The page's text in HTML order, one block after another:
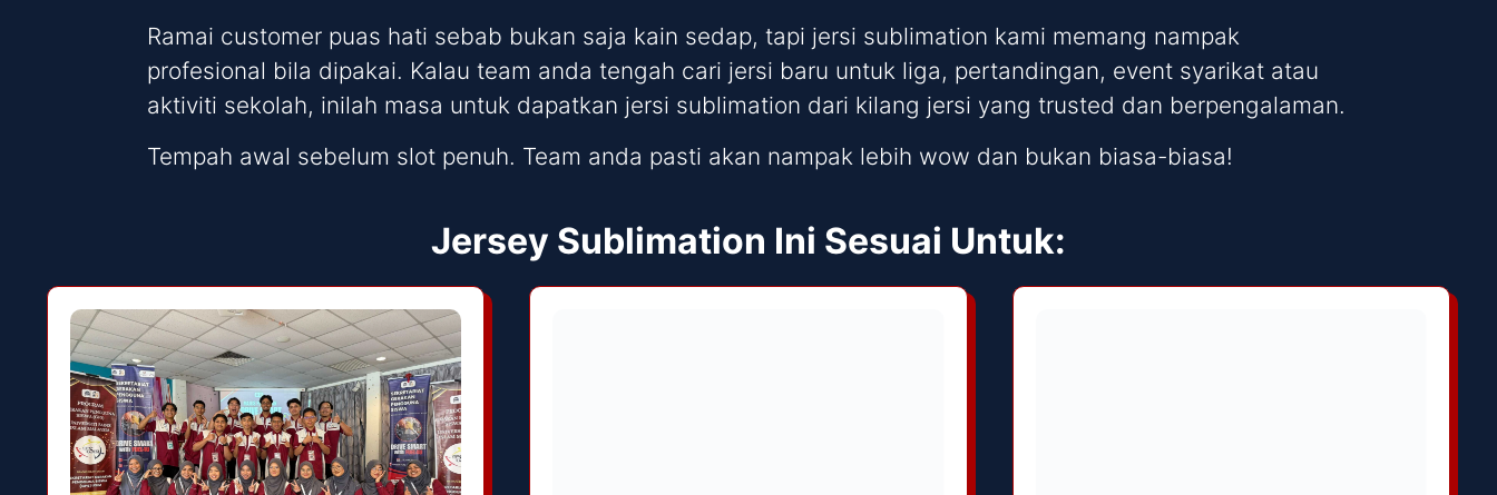
Ramai customer puas hati sebab bukan saja kain sedap, tapi jersi sublimation kami memang nampak
profesional bila dipakai. Kalau team anda tengah cari jersi baru untuk liga, pertandingan, event syarikat atau
aktiviti sekolah, inilah masa untuk dapatkan jersi sublimation dari kilang jersi yang trusted dan berpengalaman.
Tempah awal sebelum slot penuh. Team anda pasti akan nampak lebih wow dan bukan biasa-biasa!
Jersey Sublimation Ini Sesuai Untuk: